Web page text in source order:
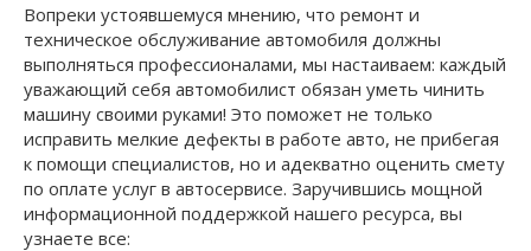
Вопреки устоявшемуся мнению, что ремонт и
техническое обслуживание автомобиля должны
выполняться профессионалами, мы настаиваем: каждый
уважающий себя автомобилист обязан уметь чинить
машину своими руками! Это поможет не только
исправить мелкие дефекты в работе авто, не прибегая
к помощи специалистов, но и адекватно оценить смету
по оплате услуг в автосервисе. Заручившись мощной
информационной поддержкой нашего ресурса, вы
узнаете все: